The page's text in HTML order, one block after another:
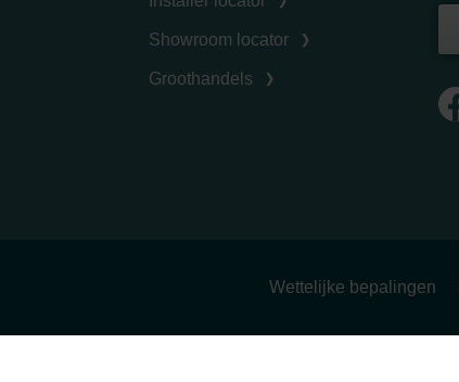
Showroom locator
Groothandels
Wettelijke bepalingen